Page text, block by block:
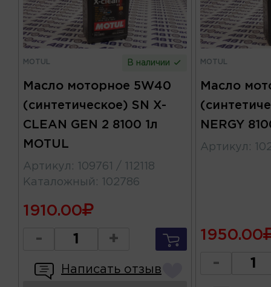
MOTUL В наличии
Масло моторное 5W40
(синтетическое) SN X-
CLEAN GEN 2 8100 1л
MOTUL
Артикул :
109761 / 112118
Каталожный : 102786
1910.00
- +
Написать отзыв
MOTUL
Масло
NERGY
Артикул :
1950.00
-